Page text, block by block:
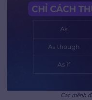
Các mệnh